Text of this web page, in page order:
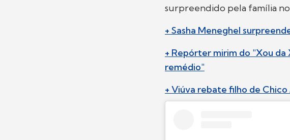
surpreendido pela família
+ Sasha Meneghel
+ Repórter mirim do "Xou
remédio"
+ Viúva rebate filho de